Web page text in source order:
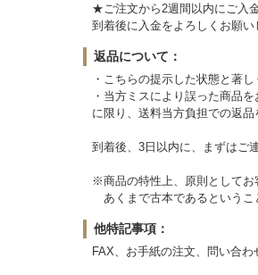
★ご注文から2週間以内にご入
到着後に入金をよろしくお願い
返品について：
・こちらの提示した状態と著
・当方ミスにより誤った商品
に限り、送料当方負担での返
到着後、3日以内に、まずはご
※商品の特性上、原則としてお
あくまで古本であるというこ
他特記事項：
FAX、お手紙の注文、問い合わ